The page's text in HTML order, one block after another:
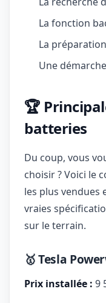
La fonction
La
Une
🏆
batteries
Du coup, vous
choisir ? Voici le
les plus vendues
vraies
sur le terrain.
🥇 Tesla
Prix installée : 9